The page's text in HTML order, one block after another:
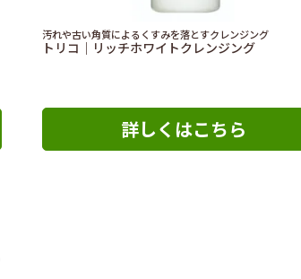
汚れや古い角質によるくすみを落とすクレンジング
トリコ｜リッチホワイトクレンジング
詳しくはこちら